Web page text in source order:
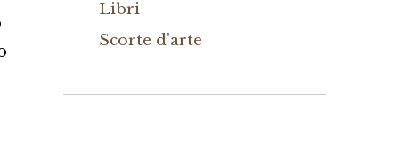
Libri
Scorte d'arte